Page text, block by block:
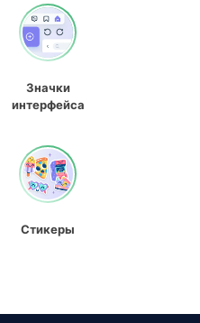
Значки
интерфейса
Стикеры